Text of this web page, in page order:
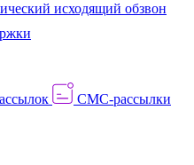
исходящий обзвон
СМС-рассылки